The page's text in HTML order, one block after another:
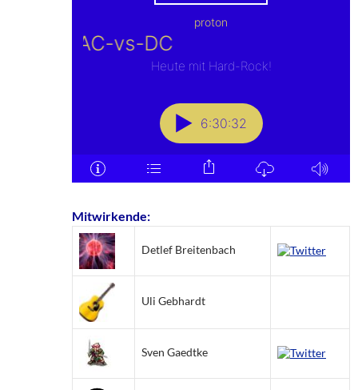
Mitwirkende:
Detlef Breitenbach
Uli Gebhardt
Sven Gaedtke